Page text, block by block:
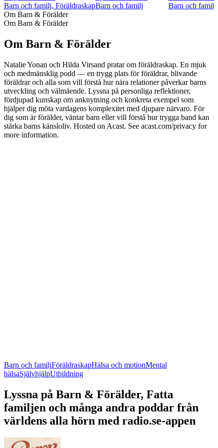
Barn och familj, FöräldraskapBarn och familj
Barn och familj
Om Barn & Förälder
Om Barn & Förälder
Om Barn & Förälder
Natalie Yonan och Hilda Virsand pratar om föräldraskap. En mjuk
och medmänsklig podd — en trygg plats för föräldrar, blivande
föräldrar och alla som vill förstå hur nära relationer påverkar barns
utveckling och välmående. Lyssna på personliga reflektioner,
fördjupad kunskap om anknytning och konkreta exempel som
hjälper dig möta vardagens komplexitet med djupare närvaro. För
dig som är förälder, väntar barn eller vill förstå hur trygga band kan
stärka barns känsloliv. Hosted on Acast. See acast.com/privacy for
more information.
Barn och familjFöräldraskapHälsa och motionMental
hälsaSjälvhjälpUtbildning
Lyssna på Barn & Förälder, Fatta
familjen och många andra poddar från
världens alla hörn med radio.se-appen